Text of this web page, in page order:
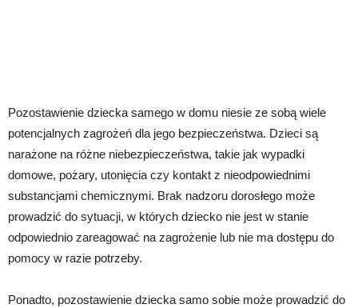
Pozostawienie dziecka samego w domu niesie ze sobą wiele
potencjalnych zagrożeń dla jego bezpieczeństwa. Dzieci są
narażone na różne niebezpieczeństwa, takie jak wypadki
domowe, pożary, utonięcia czy kontakt z nieodpowiednimi
substancjami chemicznymi. Brak nadzoru dorosłego może
prowadzić do sytuacji, w których dziecko nie jest w stanie
odpowiednio zareagować na zagrożenie lub nie ma dostępu do
pomocy w razie potrzeby.
Ponadto, pozostawienie dziecka samo sobie może prowadzić do